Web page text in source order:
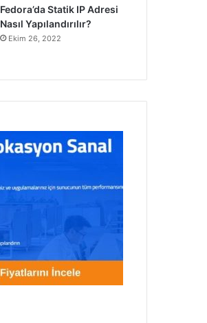
Fedora’da Statik IP Adresi
Nasıl Yapılandırılır?
Ekim 26, 2022